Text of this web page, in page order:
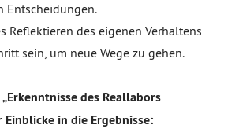
Entscheidungen.
Reflektieren des eigenen Verhaltens
sein, um neue Wege zu gehen.
des Reallabors
Einblicke in die Ergebnisse: